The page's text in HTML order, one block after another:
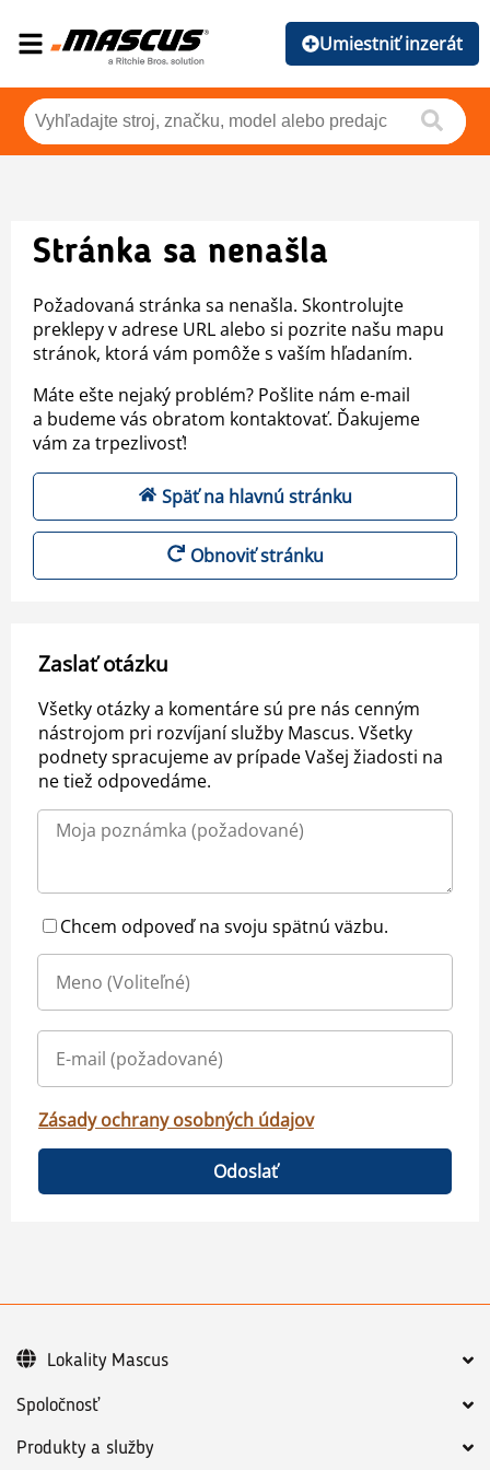
Umiestniť inzerát
Stránka sa nenašla
Požadovaná stránka sa nenašla. Skontrolujte
preklepy v adrese URL alebo si pozrite našu mapu
stránok, ktorá vám pomôže s vaším hľadaním.
Máte ešte nejaký problém? Pošlite nám e-mail
a budeme vás obratom kontaktovať. Ďakujeme
vám za trpezlivosť!
Späť na hlavnú stránku
Obnoviť stránku
Zaslať otázku
Všetky otázky a komentáre sú pre nás cenným
nástrojom pri rozvíjaní služby Mascus. Všetky
podnety spracujeme av prípade Vašej žiadosti na
ne tiež odpovedáme.
Chcem odpoveď na svoju spätnú väzbu.
Zásady ochrany osobných údajov
Odoslať
Spoločnosť
Produkty a služby
Lokality Mascus